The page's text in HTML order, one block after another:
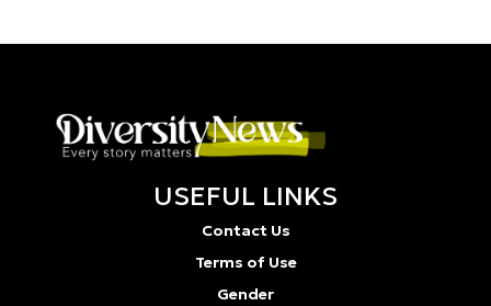
USEFUL LINKS
Contact Us
Terms of Use
Gender